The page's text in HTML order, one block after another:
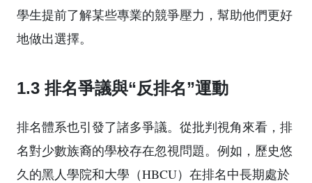
學生提前了解某些專業的競爭壓力，幫助他們更好
地做出選擇。
1.3 排名爭議與“反排名”運動
排名體系也引發了諸多爭議。從批判視角來看，排
名對少數族裔的學校存在忽視問題。例如，歷史悠
久的黑人學院和大學（HBCU）在排名中長期處於